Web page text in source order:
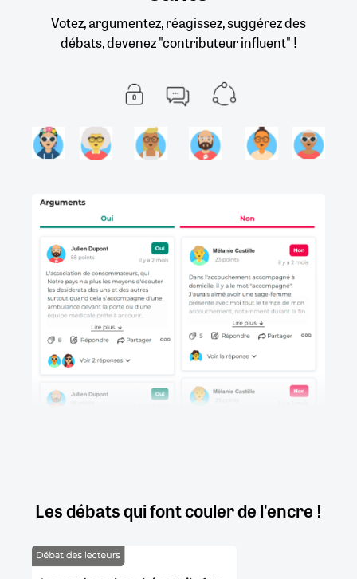
Votez, argumentez, réagissez, suggérez des
débats, devenez "contributeur influent" !
Les débats qui font couler de l'encre !